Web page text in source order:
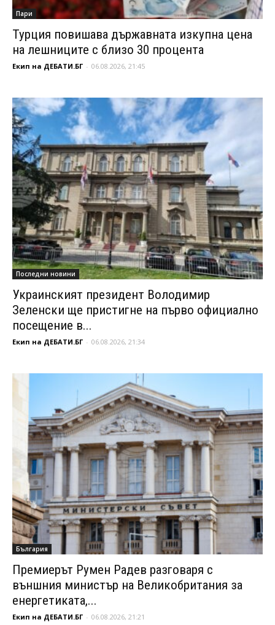
Пари
Турция повишава държавната изкупна цена
на лешниците с близо 30 процента
Екип на ДЕБАТИ.БГ - 06.08.2026, 21:45
Последни новини
Украинският президент Володимир
Зеленски ще пристигне на първо официално
посещение в...
Екип на ДЕБАТИ.БГ - 06.08.2026, 21:34
България
Премиерът Румен Радев разговаря с
външния министър на Великобритания за
енергетиката,...
Екип на ДЕБАТИ.БГ - 06.08.2026, 21:21